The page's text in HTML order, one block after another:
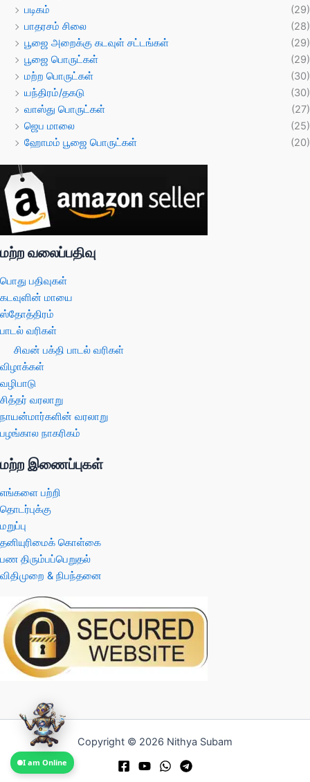
படிகம்
(29)
பாதரசம் சிலை
(28)
பூஜை அறைக்கு கடவுள் சட்டங்கள்
(29)
பூஜை பொருட்கள்
(29)
மற்ற பொருட்கள்
(30)
யந்திரம்/தகடு
(30)
வாஸ்து பொருட்கள்
(27)
ஜெப மாலை
(25)
ஹோமம் பூஜை பொருட்கள்
(20)
மற்ற வலைப்பதிவு
பொது பதிவுகள்
கடவுளின் மாயை
ஸ்தோத்திரம்
பாடல் வரிகள்
சிவன் பக்தி பாடல் வரிகள்
விழாக்கள்
வழிபாடு
சித்தர் வரலாறு
நாயன்மார்களின் வரலாறு
பழங்கால நாகரிகம்
மற்ற இணைப்புகள்
எங்களை பற்றி
தொடர்புக்கு
மறுப்பு
தனியுரிமைக் கொள்கை
பண திரும்பப்பெறுதல்
விதிமுறை & நிபந்தனை
Copyright © 2026 Nithya Subam
I am Online